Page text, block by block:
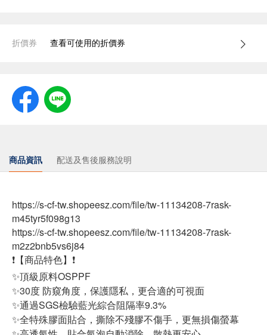
折價券 查看可使用的折價券
商品資訊 配送及售後服務說明
https://s-cf-tw.shopeesz.com/file/tw-11134208-7rask-
m45tyr5f098g13
https://s-cf-tw.shopeesz.com/file/tw-11134208-7rask-
m2z2bnb5vs6j84
❗【商品特色】❗
✨頂級原料OSPPF
✨30度 防窺角度，保護隱私，更合適的可視面
✨通過SGS檢驗藍光綜合阻隔率9.3%
✨全特殊膠面貼合，撕除不殘膠不傷手，更無損傷螢幕